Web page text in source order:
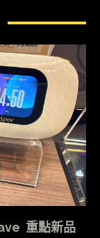
重點新品